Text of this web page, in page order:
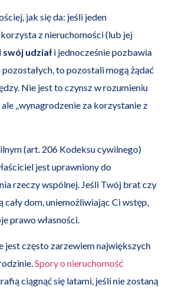
jak się da: jeśli jeden
z nieruchomości (lub jej
swój udział i jednocześnie pozbawia
to pozostali mogą żądać
Nie jest to czynsz w rozumieniu
„wynagrodzenie za korzystanie z
(art. 206 Kodeksu cywilnego)
jest uprawniony do
rzeczy wspólnej. Jeśli Twój brat czy
cały dom, uniemożliwiając Ci wstęp,
prawo własności.
jest często zarzewiem największych
Spory o nieruchomość
ciągnąć się latami, jeśli nie zostaną